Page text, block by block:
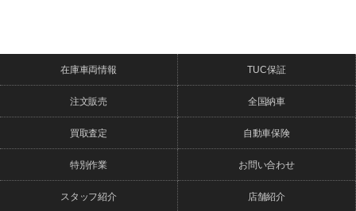
在庫車両情報 TUC保証
注文販売 全国納車
買取査定 自動車保険
特別作業 お問い合わせ
スタッフ紹介 店舗紹介